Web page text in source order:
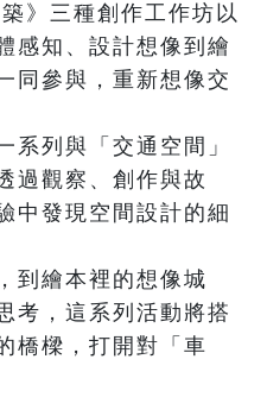
》三種創作工作坊以
感知、設計想像到繪
同參與，重新想像交
系列與「交通空間」
過觀察、創作與故
中發現空間設計的細
到繪本裡的想像城
考，這系列活動將搭
橋樑，打開對「車